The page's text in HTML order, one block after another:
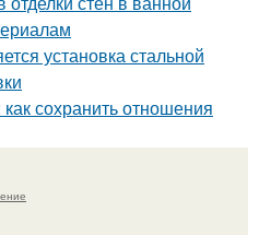
установка стальной
сохранить отношения